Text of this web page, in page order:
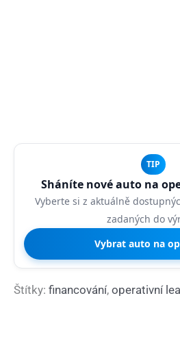
TIP
Sháníte nové auto na
Vyberte si z aktuálně
zadaných do
Vybrat auto na
Štítky: financování, operativní